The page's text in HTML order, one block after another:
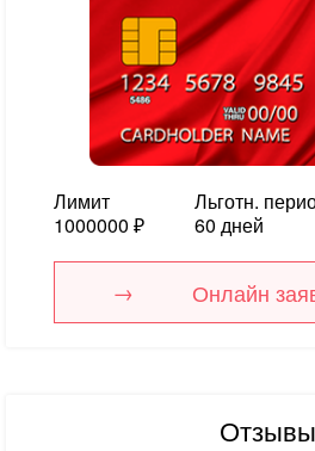
Лимит
1000000 ₽
Льготн.
60 дней
Онлайн
Отзывы